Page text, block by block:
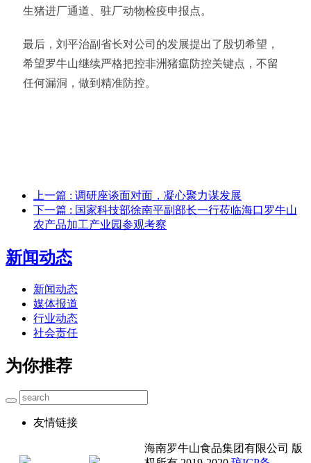
生猪进厂通道、驻厂动物检疫申报点。
最后，刘平治副省长对公司的发展提出了殷切希望，
希望罗牛山继续严格把控非洲猪瘟防控关键点，不留
任何漏洞，做到精准防控。
上一篇 : 调研座谈面对面，凝心聚力谋发展
下一篇 : 国家科技部徐南平副部长一行莅临海口罗牛山
农产品加工产业园参观考察
新闻动态
新闻动态
媒体报道
行业动态
社会责任
为你推荐
友情链接
海南罗牛山食品集团有限公司 版